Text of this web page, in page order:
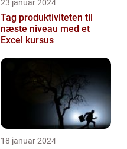
23 januar 2024
Tag produktiviteten til
næste niveau med et
Excel kursus
18 januar 2024